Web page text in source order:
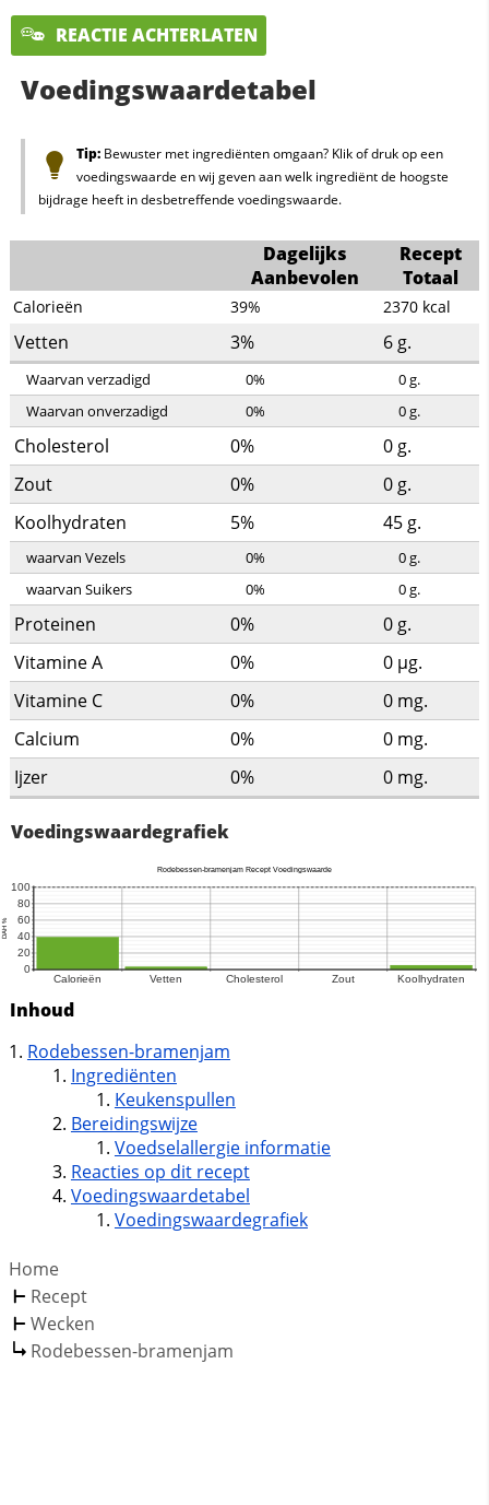
REACTIE ACHTERLATEN
Voedingswaardetabel
Tip:Bewuster met ingrediënten omgaan? Klik of druk op een
voedingswaarde en wij geven aan welk ingrediënt de hoogste
bijdrage heeft in desbetreffende voedingswaarde.
Dagelijks
Aanbevolen
Recept
Totaal
Calorieën 39% 2370 kcal
Vetten 3% 6 g.
Waarvan verzadigd 0% 0g.
Waarvan onverzadigd
0% 0g.
Cholesterol 0% 0 g.
Zout
0% 0 g.
Koolhydraten
5% 45 g.
waarvan Vezels 0% 0g.
waarvan Suikers
0% 0g.
Proteinen 0% 0 g.
Vitamine A
0% 0 µg.
Vitamine C
0% 0 mg.
Calcium
0% 0 mg.
Ijzer
0% 0 mg.
Voedingswaardegrafiek
Inhoud
Rodebessen-bramenjam
Ingrediënten
Keukenspullen
Bereidingswijze
Voedselallergie informatie
Reacties op dit recept
Voedingswaardetabel
Voedingswaardegrafiek
Home
Recept
Wecken
Rodebessen-bramenjam